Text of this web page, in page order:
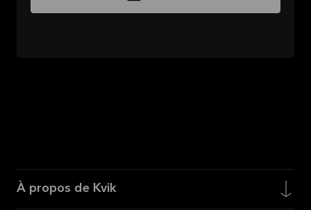
À propos de Kvik